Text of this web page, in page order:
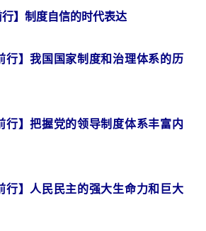
】制度自信的时代表达
】我国国家制度和治理体系的历
】把握党的领导制度体系丰富内
】人民民主的强大生命力和巨大